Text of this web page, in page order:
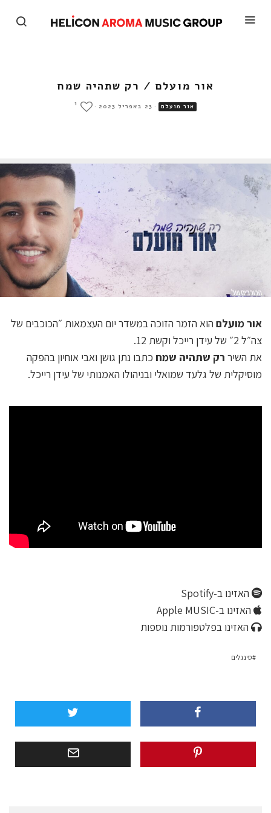
אור מועלם / רק שתהיה שמח
אור מועלם · 23 באפריל 2023 ·
1
אור מועלם הוא הזמר הזוכה במשדר יום העצמאות ״הכוכבים של
צה״ל 2״ של עידן רייכל וקשת 12.
את השיר רק שתהיה שמח כתבו נתן גושן ואבי אוחיון בהפקה
מוסיקלית של גלעד שמואלי ובניהולו האמנותי של עידן רייכל.
האזינו ב-Spotify
האזינו ב-Apple MUSIC
האזינו בפלטפורמות נוספות
סינגלים